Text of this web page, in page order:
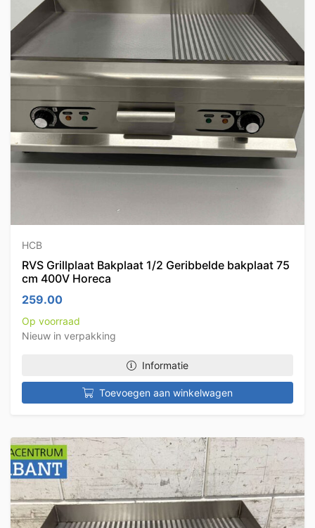
HCB
RVS Grillplaat Bakplaat 1/2 Geribbelde bakplaat 75
cm 400V Horeca
259.00
Op voorraad
Nieuw in verpakking
Informatie
Toevoegen aan winkelwagen